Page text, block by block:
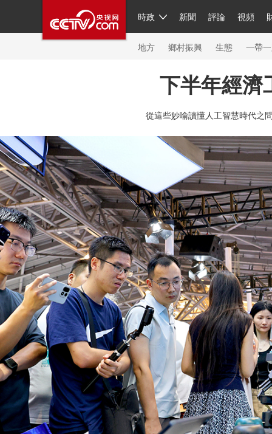
時政 新聞 評論 視頻
人民領袖習近平 聯播+ 中國
直播 片庫 欄目大全 節目單
繁體 海外頻道 iPanda
地方 鄉村振興 生態 一帶
共産黨員網 秧紀錄 紀
新聞 評論 經濟 軍事 科技
人民領袖習近平 熱解讀 天天學習 習
視頻 小央視頻 小央直播 直播中國 熊貓頻
現場 前線 比劃 快看 藍海中國 新兵請入
體育 直播 競猜 2026年世界盃 2026年冬奧
VIP會員 CCTV奧林匹克頻道 生活體育大會
財經 教育 鄉村振興 生態環境 一帶一路
大國智造 大國展會 大國保險 雲頂對話 雲
CCTV.節目官網 直播 節目單 欄目 片庫
下半年經濟
從這些妙喻讀懂人工智慧時代之